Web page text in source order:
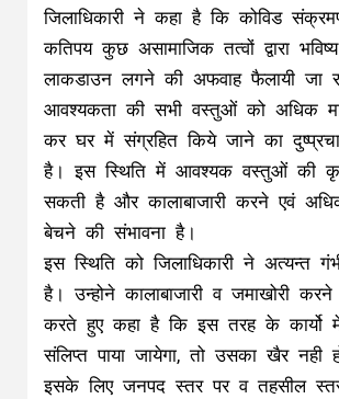
जिलाधिकारी ने कहा है कि कोविड
कतिपय कुछ असामाजिक तत्वों द्वारा
लाकडाउन लगने की अफवाह फैलायी जा
आवश्यकता की सभी वस्तुओं को अधिक
कर घर में संग्रहित किये जाने का
है। इस स्थिति में आवश्यक वस्तुओं की
सकती है और कालाबाजारी करने एवं
बेचने की संभावना है।
इस स्थिति को जिलाधिकारी ने अत्यन्त
है। उन्होने कालाबाजारी व जमाखोरी
करते हुए कहा है कि इस तरह के कार्यो
संलिप्त पाया जायेगा, तो उसका खैर नही
इसके लिए जनपद स्तर पर व तहसील स्तर